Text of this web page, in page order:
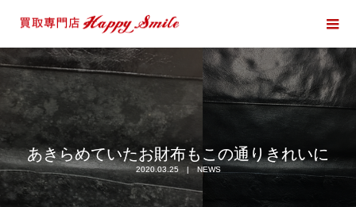
あきらめていたお財布もこの通りきれいに
2020.03.25 NEWS